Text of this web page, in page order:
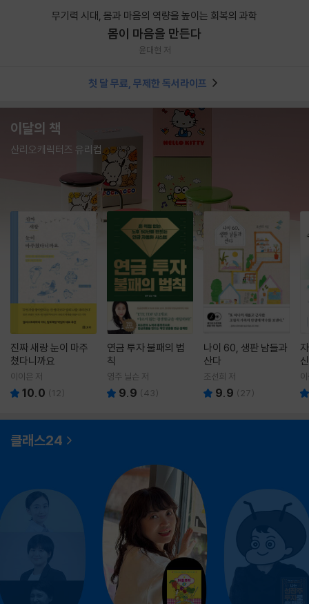
무기력 시대, 몸과 마음의 역량을 높이는 회복의 과학
몸이 마음을 만든다
윤대현 저
첫 달 무료, 무제한 독서라이프
이달의 책
산리오캐릭터즈 유리컵
진짜 새랑 눈이 마주
쳤다니까요
이이은 저
10.0 (12)
연금 투자 불패의 법
칙
영주 닐슨 저
9.9 (43)
나이 60, 생판 남들과
산다
조선희 저
9.9 ( 27)
클래스24